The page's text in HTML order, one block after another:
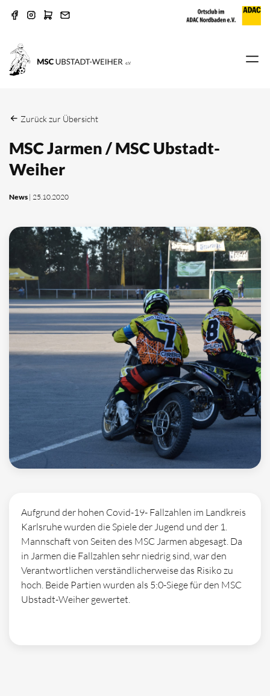
Zurück zur Übersicht
MSC Jarmen / MSC Ubstadt-
Weiher
News | 25.10.2020
Aufgrund der hohen Covid-19- Fallzahlen im Landkreis
Karlsruhe wurden die Spiele der Jugend und der 1.
Mannschaft von Seiten des MSC Jarmen abgesagt. Da
in Jarmen die Fallzahlen sehr niedrig sind, war den
Verantwortlichen verständlicherweise das Risiko zu
hoch. Beide Partien wurden als 5:0-Siege für den MSC
Ubstadt-Weiher gewertet.